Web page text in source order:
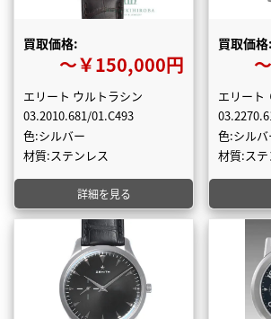
買取価格:
〜￥150,000円
エリート ウルトラシン
03.2010.681/01.C493
色:シルバー
材質:ステンレス
詳細を見る
買取価格:
エリート
色:シルバ
材質:ステ